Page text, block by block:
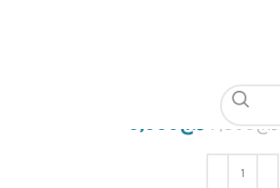
MEULEUSE 8V
د.ج7,800 د.ج 6,900